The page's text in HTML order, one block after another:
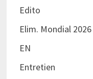
Edito
Elim. Mondial 2026
EN
Entretien